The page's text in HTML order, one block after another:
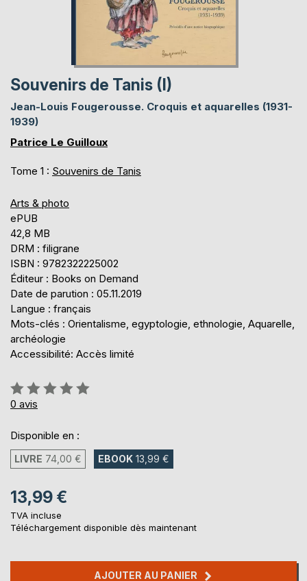
Souvenirs de Tanis (I)
Jean-Louis Fougerousse. Croquis et aquarelles (1931-
1939)
Patrice Le Guilloux
Tome 1 : Souvenirs de Tanis
Arts & photo
ePUB
42,8 MB
DRM : filigrane
ISBN : 9782322225002
Éditeur : Books on Demand
Date de parution : 05.11.2019
Langue : français
Mots-clés : Orientalisme, egyptologie, ethnologie, Aquarelle,
archéologie
Accessibilité: Accès limité
Évaluation:
0%
0 avis
Disponible en :
LIVRE 74,00 € EBOOK 13,99 €
13,99 €
TVA incluse
Téléchargement disponible dès maintenant
AJOUTER AU PANIER